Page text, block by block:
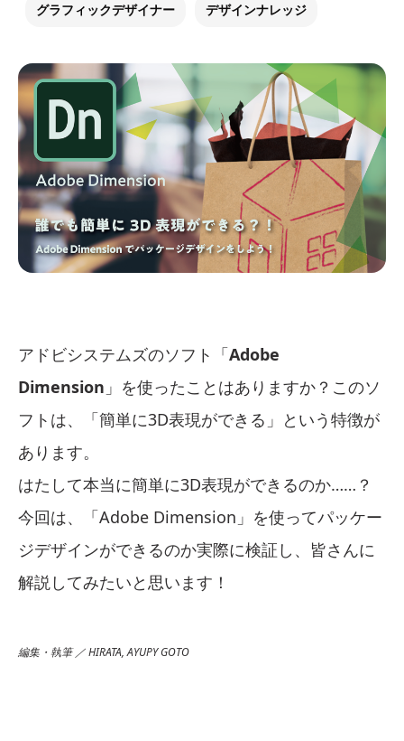
グラフィックデザイナー デザインナレッジ
アドビシステムズのソフト「Adobe
Dimension 」を使ったことはありますか？このソ
フトは、「簡単に3D表現ができる」という特徴が
あります。
はたして本当に簡単に3D表現ができるのか……？
今回は、「Adobe Dimension」を使ってパッケー
ジデザインができるのか実際に検証し、皆さんに
解説してみたいと思います！
編集・執筆 ／ HIRATA, AYUPY GOTO